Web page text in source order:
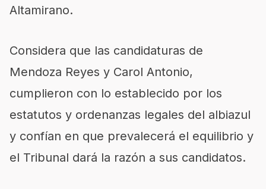
Altamirano.
Considera que las candidaturas de
Mendoza Reyes y Carol Antonio,
cumplieron con lo establecido por los
estatutos y ordenanzas legales del albiazul
y confían en que prevalecerá el equilibrio y
el Tribunal dará la razón a sus candidatos.